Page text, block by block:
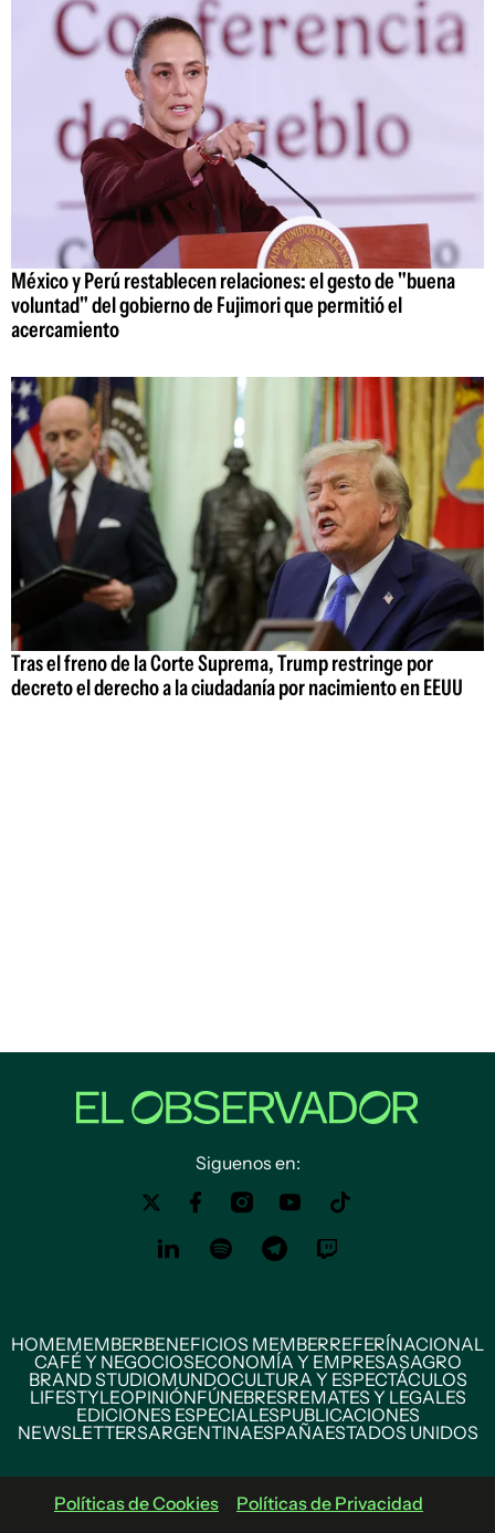
México y Perú restablecen relaciones: el gesto de "buena
voluntad" del gobierno de Fujimori que permitió el
acercamiento
Tras el freno de la Corte Suprema, Trump restringe por
decreto el derecho a la ciudadanía por nacimiento en EEUU
Siguenos en:
HOMEMEMBERBENEFICIOS MEMBERREFERÍNACIONAL
CAFÉ Y NEGOCIOSECONOMÍA Y EMPRESASAGRO
BRAND STUDIOMUNDOCULTURA Y ESPECTÁCULOS
LIFESTYLEOPINIÓNFÚNEBRESREMATES Y LEGALES
EDICIONES ESPECIALESPUBLICACIONES
NEWSLETTERSARGENTINAESPAÑAESTADOS UNIDOS
Políticas de Cookies
Políticas de Privacidad